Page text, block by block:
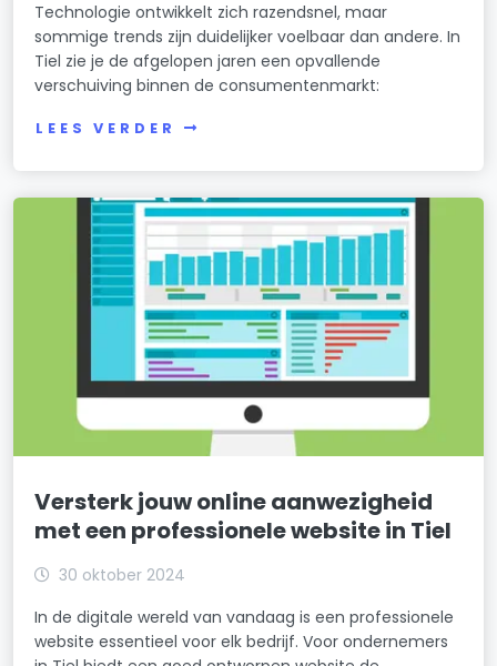
Technologie ontwikkelt zich razendsnel, maar
sommige trends zijn duidelijker voelbaar dan andere. In
Tiel zie je de afgelopen jaren een opvallende
verschuiving binnen de consumentenmarkt:
LEES VERDER
Versterk jouw online aanwezigheid
met een professionele website in Tiel
30 oktober 2024
In de digitale wereld van vandaag is een professionele
website essentieel voor elk bedrijf. Voor ondernemers